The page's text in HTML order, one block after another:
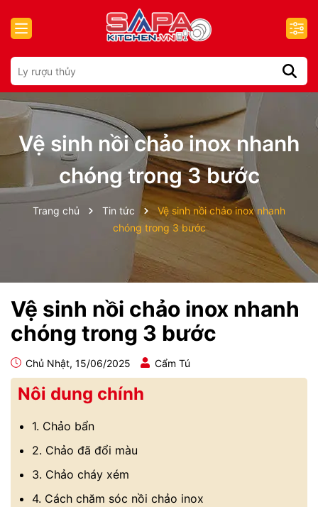
Vệ sinh nồi chảo inox nhanh
chóng trong 3 bước
Trang chủ Tin tức
Vệ sinh nồi chảo inox nhanh
chóng trong 3 bước
Vệ sinh nồi chảo inox nhanh
chóng trong 3 bước
Chủ Nhật, 15/06/2025 Cẩm Tú
Nôi dung chính
1. Chảo bẩn
2. Chảo đã đổi màu
3. Chảo cháy xém
4. Cách chăm sóc nồi chảo inox